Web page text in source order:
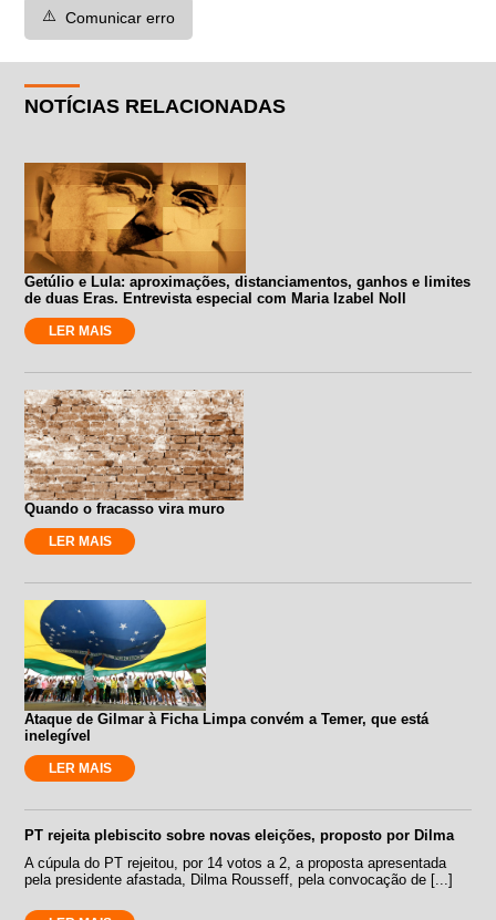
⚠️ Comunicar erro
NOTÍCIAS RELACIONADAS
Getúlio e Lula: aproximações, distanciamentos, ganhos e limites
de duas Eras. Entrevista especial com Maria Izabel Noll
LER MAIS
Quando o fracasso vira muro
LER MAIS
Ataque de Gilmar à Ficha Limpa convém a Temer, que está
inelegível
LER MAIS
PT rejeita plebiscito sobre novas eleições, proposto por Dilma
A cúpula do PT rejeitou, por 14 votos a 2, a proposta apresentada
pela presidente afastada, Dilma Rousseff, pela convocação de [...]